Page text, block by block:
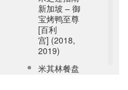
新加坡 – 御
宝烤鸭至尊
[百利
宫] (2018,
2019)
米其林餐盘